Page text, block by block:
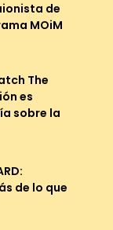
de
MOiM
The
es
sobre la
de lo que